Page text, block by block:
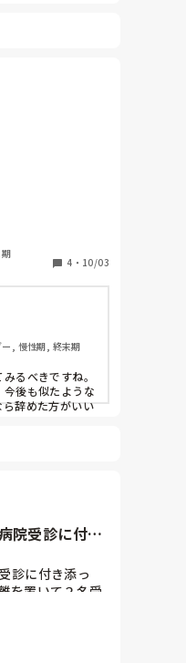
なるのに
だろう。
心頭してる。
のだろうと思
妄。
なる人らしい。
すが、
どい。
4 ・ 10/03
, 慢性期, 終末期
るべきですね。
後も似たような
辞めた方がいい
院受診に付き
診に付き添っ
を置いて２名受